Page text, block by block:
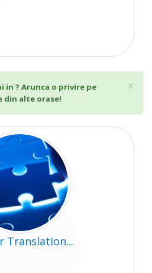
×
in ? Arunca o privire pe
din alte orase!
Translation...